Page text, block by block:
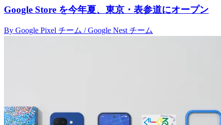
Google Store を今年夏、東京・表参道にオープン
By Google Pixel チーム / Google Nest チーム